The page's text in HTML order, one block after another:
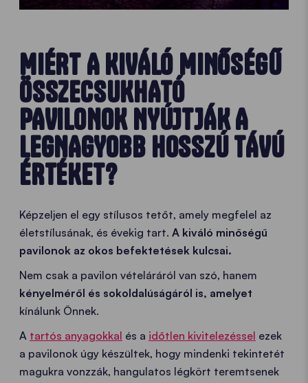
MIÉRT A KIVÁLÓ MINŐSÉGŰ
ÖSSZECSUKHATÓ
PAVILONOK NYÚJTJÁK A
LEGNAGYOBB HOSSZÚ TÁVÚ
ÉRTÉKET?
Képzeljen el egy stílusos tetőt, amely megfelel az
életstílusának, és évekig tart. A kiváló minőségű
pavilonok az okos befektetések kulcsai.
Nem csak a pavilon vételáráról van szó, hanem
kényelméről és sokoldalúságáról is, amelyet
kínálunk Önnek.
A tartós anyagokkal és a időtlen kivitelezéssel ezek
a pavilonok úgy készültek, hogy mindenki tekintetét
magukra vonzzák, hangulatos légkört teremtsenek